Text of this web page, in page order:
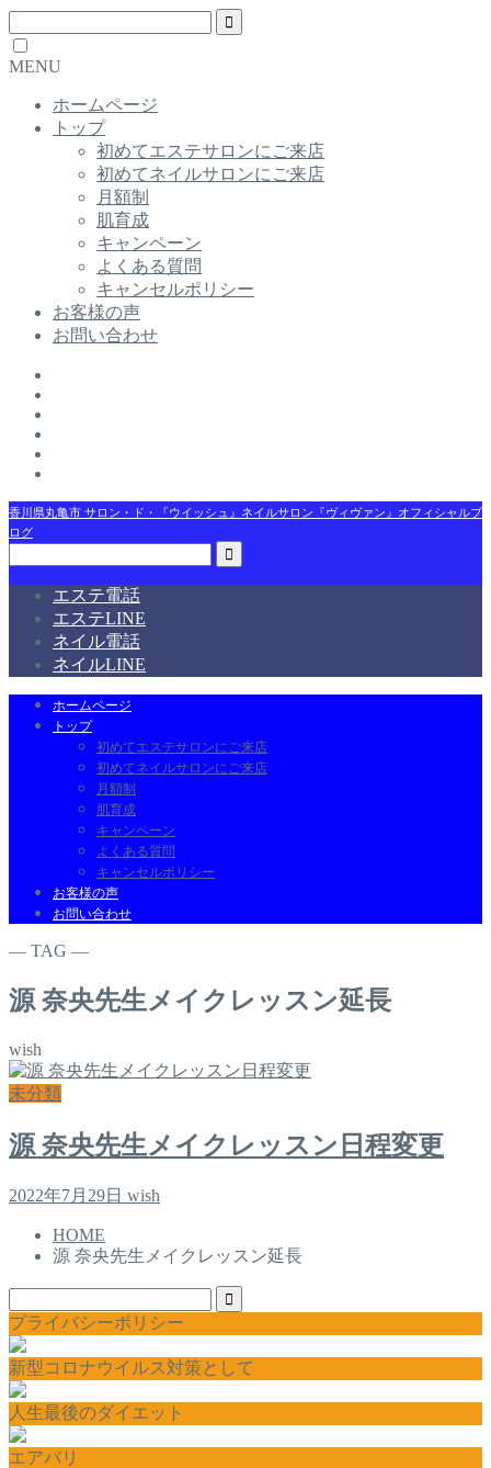
MENU
ホームページ
トップ
初めてエステサロンにご来店
初めてネイルサロンにご来店
月額制
肌育成
キャンペーン
よくある質問
キャンセルポリシー
お客様の声
お問い合わせ
香川県丸亀市 サロン・ド・『ウイッシュ』ネイルサロン『ヴィヴァン』オフィシャルブ
ログ
エステ電話
エステLINE
ネイル電話
ネイルLINE
ホームページ
トップ
初めてエステサロンにご来店
初めてネイルサロンにご来店
月額制
肌育成
キャンペーン
よくある質問
キャンセルポリシー
お客様の声
お問い合わせ
― TAG ―
源 奈央先生メイクレッスン延長
wish
未分類
源 奈央先生メイクレッスン日程変更
2022年7月29日 wish
HOME
源 奈央先生メイクレッスン延長
プライバシーポリシー
新型コロナウイルス対策として
人生最後のダイエット
エアバリ